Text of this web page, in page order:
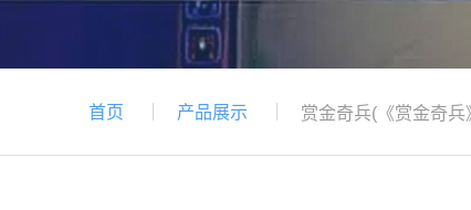
首页 产品展示 赏金奇兵(《赏金奇